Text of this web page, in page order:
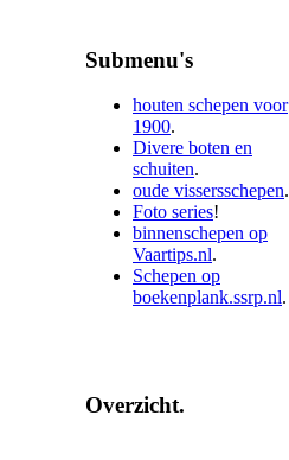
Submenu's
houten schepen voor
1900.
Divere boten en
schuiten.
oude vissersschepen.
Foto series!
binnenschepen op
Vaartips.nl.
Schepen op
boekenplank.ssrp.nl.
Overzicht.